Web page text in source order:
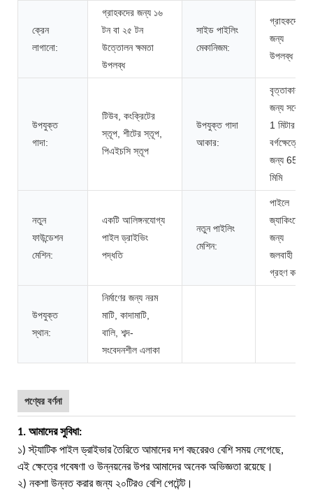
ক্রেন
লাগানো:
গ্রাহকদের জন্য ১৬
টন বা ২৫ টন
উত্তোলন ক্ষমতা
উপলব্ধ
সাইড পাইলিং
মেকানিজম:
গ্রাহকদের
জন্য
উপলব্ধ
উপযুক্ত
গাদা:
টিউব, কংক্রিটের
স্তূপ, শীটের স্তূপ,
পিএইচসি স্তূপ
উপযুক্ত গাদা
আকার:
বৃত্তাকার
জন্য সর্বোচ্চ
1 মিটার,
বর্গক্ষেত্রের
জন্য 650
মিমি
নতুন
ফাউন্ডেশন
মেশিন:
একটি আলিঙ্গনযোগ্য
পাইল ড্রাইভিং
পদ্ধতি
নতুন পাইলিং
মেশিন:
পাইলে
জ্যাকিংয়ের
জন্য
জলবাহী চাপ
গ্রহণ করুন
উপযুক্ত
স্থান:
নির্মাণের জন্য নরম
মাটি, কাদামাটি,
বালি, শব্দ-
সংবেদনশীল এলাকা
পণ্যের বর্ণনা
1. আমাদের সুবিধা:
১) স্ট্যাটিক পাইল ড্রাইভার তৈরিতে আমাদের দশ বছরেরও বেশি সময় লেগেছে,
এই ক্ষেত্রে গবেষণা ও উন্নয়নের উপর আমাদের অনেক অভিজ্ঞতা রয়েছে।
২) নকশা উন্নত করার জন্য ২০টিরও বেশি পেটেন্ট।